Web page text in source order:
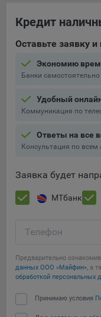
Microsoft Edge
16. Пользователь
имеющимся у него
info@myfin.by
Отключение
принимать меры
исходя из
пользователей сайта.
статистических
предоставляемый
Кредит
Оставьте заявку и
Экономию
Банки
Удобный
Коммуникация по
Ответы на все
Консультация по всем
Заявка будет
МТбанк
Телефон
Предварительно
данных ООО «Майфин», а
обработкой персональных
Принимаю условия